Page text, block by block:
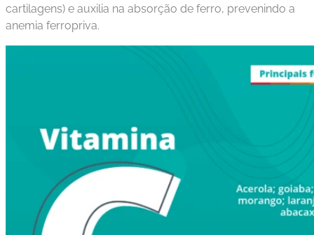
cartilagens) e auxilia na absorção de ferro, prevenindo a
anemia ferropriva.